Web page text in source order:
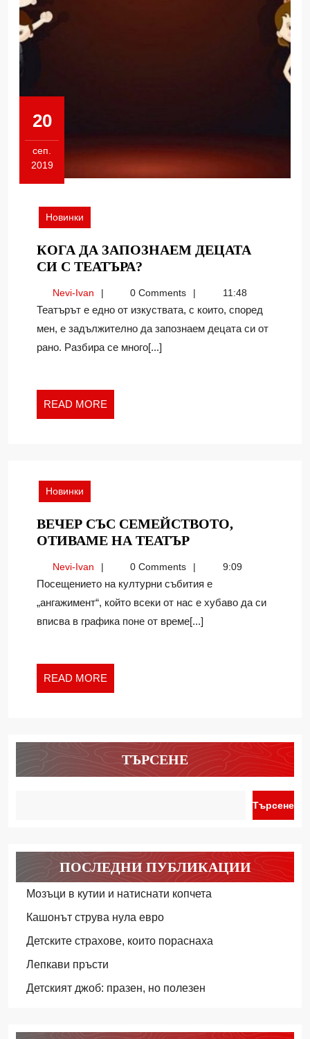
20
сеп.
2019
20.09.2019
Новинки
КОГА ДА ЗАПОЗНАЕМ ДЕЦАТА
СИ С ТЕАТЪРА?
ЗАПОЗНАЕМ
ДЕЦАТА
СИ
С
Nevi-IvanNevi-
Ivan
0 Comments 11:48
Театърът е едно от изкуствата, с които, според
мен, е задължително да запознаем децата си от
рано. Разбира се много[...]
READ MORE
MORE
Новинки
ВЕЧЕР СЪС СЕМЕЙСТВОТО,
ОТИВАМЕ НА ТЕАТЪРВЕЧЕР
СЕМЕЙСТВОТО,
ОТИВАМЕ
НА
ТЕАТЪР
Nevi-IvanNevi-
Ivan
0 Comments 9:09
Посещението на културни събития е
„ангажимент“, който всеки от нас е хубаво да си
вписва в графика поне от време[...]
READ MORE
MORE
ТЪРСЕНЕ
Търсене
ПОСЛЕДНИ ПУБЛИКАЦИИ
Мозъци в кутии и натиснати копчета
Кашонът струва нула евро
Детските страхове, които пораснаха
Лепкави пръсти
Детският джоб: празен, но полезен